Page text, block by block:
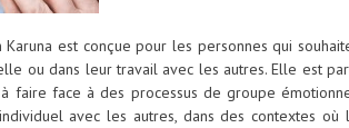
Karuna est conçue pour les personnes qui
ou dans leur travail avec les autres. Elle est
faire face à des processus de groupe
avec les autres, dans des contextes